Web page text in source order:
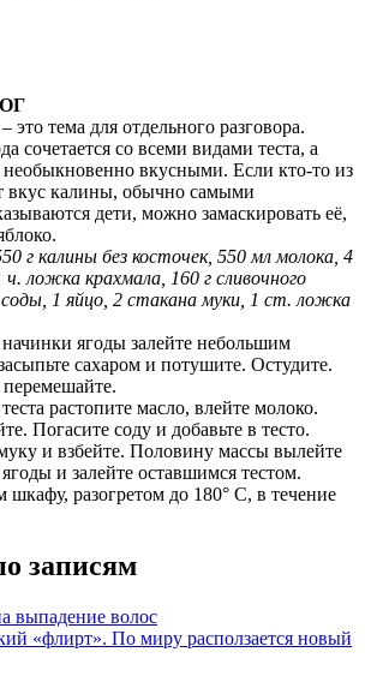
тема для отдельного разговора.
сочетается со всеми видами теста, а
вкусными. Если кто-то из
вкус калины, обычно самыми
дети, можно замаскировать её,
г калины без косточек, 550 мл молока, 4
ложка крахмала, 160 г сливочного
1 яйцо, 2 стакана муки, 1 ст. ложка
ягоды залейте небольшим
сахаром и потушите. Остудите.
растопите масло, влейте молоко.
Погасите соду и добавьте в тесто.
и взбейте. Половину массы вылейте
и залейте оставшимся тестом.
шкафу, разогретом до 180° С, в течение
записям
выпадение волос
«флирт». По миру расползается новый